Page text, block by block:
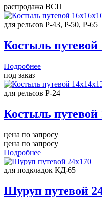
распродажа ВСП
для рельсов Р-43, Р-50, Р-65
Костыль путевой
Подробнее
под заказ
для рельсов Р-24
Костыль путевой
цена по запросу
цена по запросу
Подробнее
для подкладок КД-65
Шуруп путевой